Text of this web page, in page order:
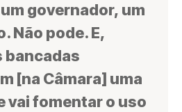
governador, um
Não pode. E,
bancadas
[na Câmara] uma
vai fomentar o uso